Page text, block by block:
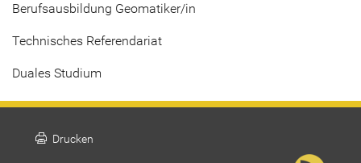
Berufsausbildung Geomatiker/in
Technisches Referendariat
Duales Studium
print Drucken